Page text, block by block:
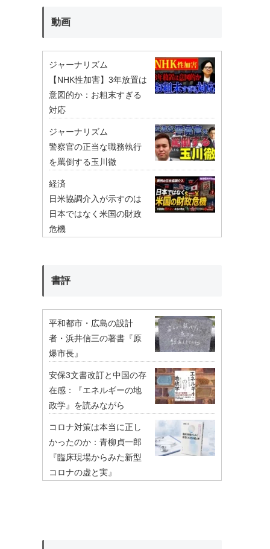
動画
ジャーナリズム
【NHK性加害】3年放置は
意図的か：お粗末すぎる
対応
ジャーナリズム
警察官の正当な職務執行
を罵倒する玉川徹
経済
日米協調介入が示すのは
日本ではなく米国の財政
危機
書評
平和都市・広島の設計
者・浜井信三の著書『原
爆市長』
安保3文書改訂と中国の存
在感：『エネルギーの地
政学』を読みながら
コロナ対策は本当に正し
かったのか：青柳貞一郎
『臨床現場からみた新型
コロナの虚と実』